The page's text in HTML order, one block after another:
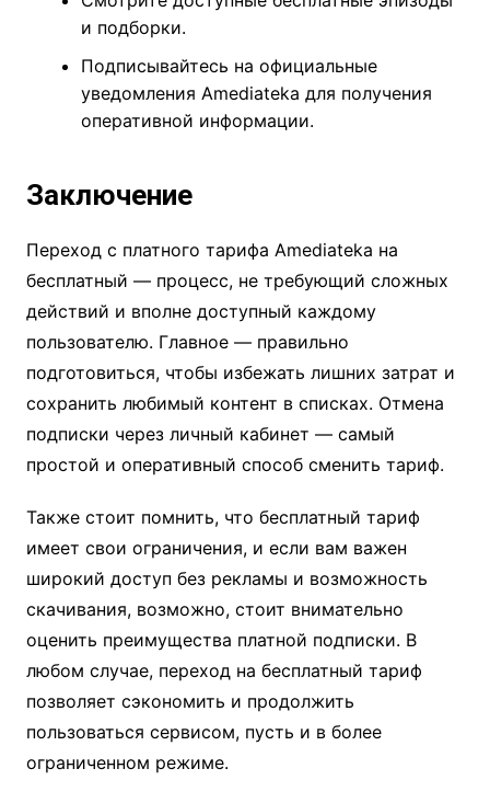
и подборки.
Подписывайтесь на официальные
уведомления Amediateka для получения
оперативной информации.
Заключение
Переход с платного тарифа Amediateka на
бесплатный — процесс, не требующий сложных
действий и вполне доступный каждому
пользователю. Главное — правильно
подготовиться, чтобы избежать лишних затрат и
сохранить любимый контент в списках. Отмена
подписки через личный кабинет — самый
простой и оперативный способ сменить тариф.
Также стоит помнить, что бесплатный тариф
имеет свои ограничения, и если вам важен
широкий доступ без рекламы и возможность
скачивания, возможно, стоит внимательно
оценить преимущества платной подписки. В
любом случае, переход на бесплатный тариф
позволяет сэкономить и продолжить
пользоваться сервисом, пусть и в более
ограниченном режиме.